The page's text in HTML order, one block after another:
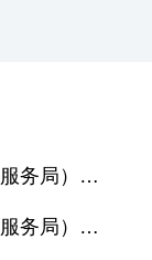
务局）主
务局）政